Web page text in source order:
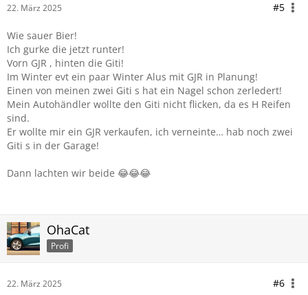
22. März 2025 #5
Wie sauer Bier!
Ich gurke die jetzt runter!
Vorn GJR , hinten die Giti!
Im Winter evt ein paar Winter Alus mit GJR in Planung!
Einen von meinen zwei Giti s hat ein Nagel schon zerledert!
Mein Autohändler wollte den Giti nicht flicken, da es H Reifen
sind.
Er wollte mir ein GJR verkaufen, ich verneinte… hab noch zwei
Giti s in der Garage!
Dann lachten wir beide 😂😂😂
OhaCat
Profi
22. März 2025 #6